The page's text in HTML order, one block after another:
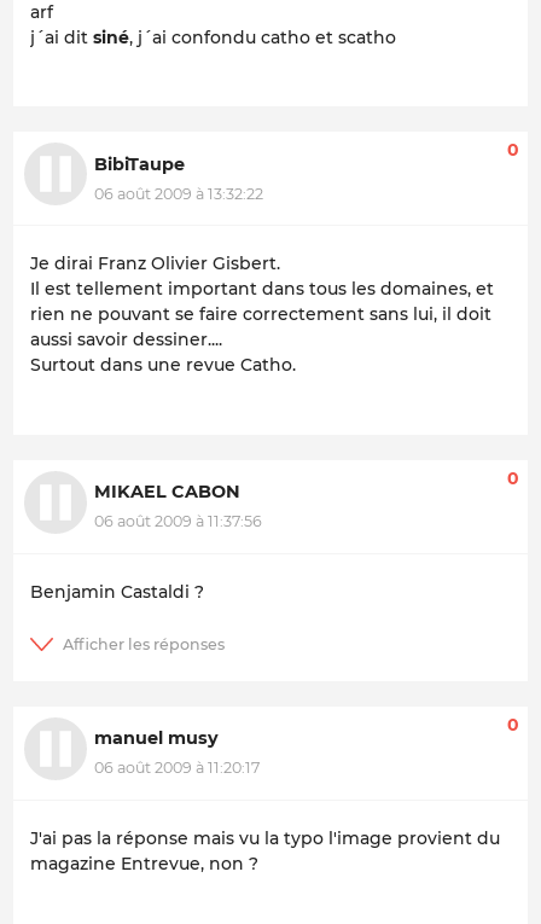
arf
j´ai dit siné, j´ai confondu catho et scatho
BibiTaupe
06 août 2009 à 13:32:22
0
Je dirai Franz Olivier Gisbert.
Il est tellement important dans tous les domaines, et
rien ne pouvant se faire correctement sans lui, il doit
aussi savoir dessiner....
Surtout dans une revue Catho.
MIKAEL CABON
06 août 2009 à 11:37:56
0
Benjamin Castaldi ?
manuel musy
06 août 2009 à 11:20:17
0
J'ai pas la réponse mais vu la typo l'image provient du
magazine Entrevue, non ?